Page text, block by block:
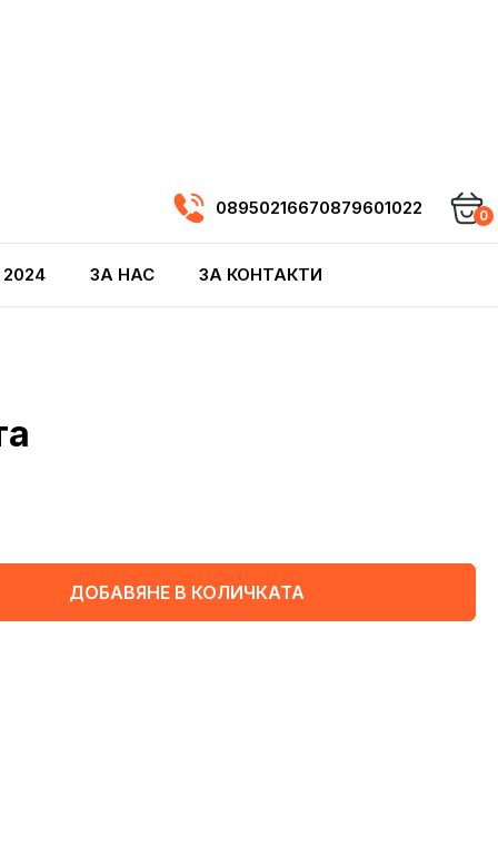
08950216670879601022 0
ЗА НАС ЗА КОНТАКТИ
ДОБАВЯНЕ В КОЛИЧКАТА